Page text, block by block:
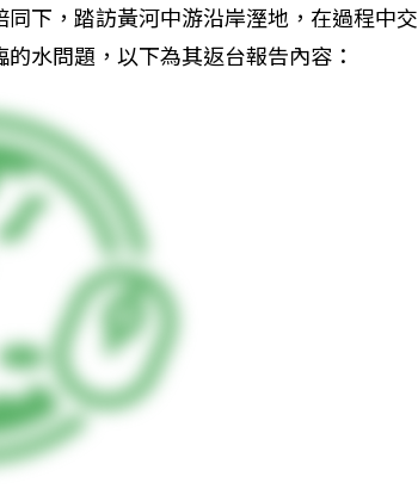
下，踏訪黃河中游沿岸溼地，在過程中交
水問題，以下為其返台報告內容：